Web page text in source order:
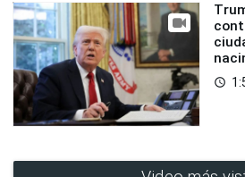
access_time